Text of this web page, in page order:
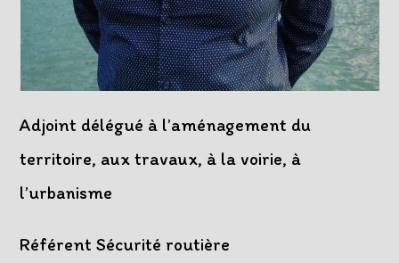
Adjoint délégué à l’aménagement du
territoire, aux travaux, à la voirie, à
l’urbanisme
Référent Sécurité routière